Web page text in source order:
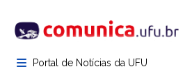
para
conteúdoPortal de Notícias da UFU